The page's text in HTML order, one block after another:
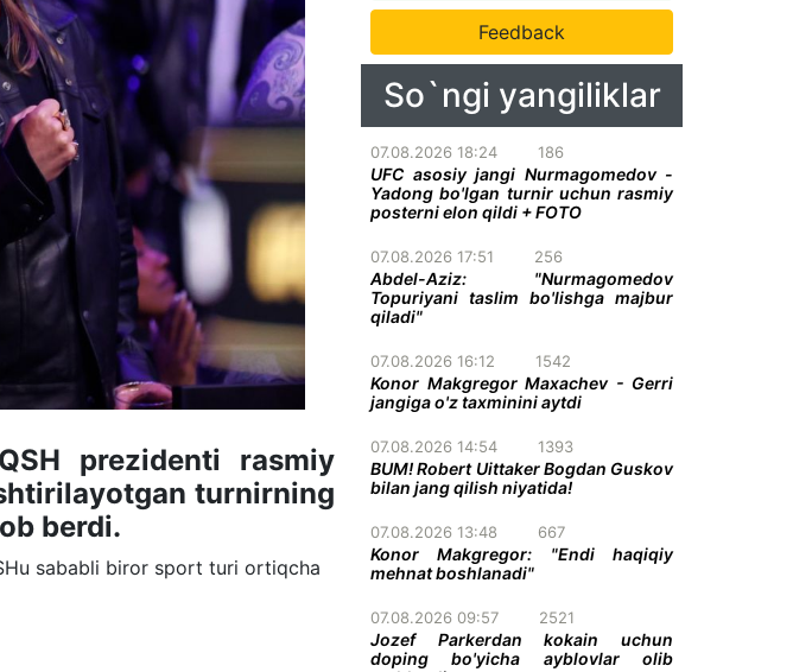
prezidenti rasmiy
turnirning
berdi.
sababli biror sport turi ortiqcha
Feedback
So`ngi yangiliklar
07.08.2026 18:24 186
UFC asosiy jangi Nurmagomedov -
Yadong bo'lgan turnir uchun rasmiy
posterni elon qildi + FOTO
07.08.2026 17:51 256
Abdel-Aziz: "Nurmagomedov
Topuriyani taslim bo'lishga majbur
qiladi"
07.08.2026 16:12 1542
Konor Makgregor Maxachev - Gerri
jangiga o'z taxminini aytdi
07.08.2026 14:54 1393
BUM! Robert Uittaker Bogdan Guskov
bilan jang qilish niyatida!
07.08.2026 13:48 667
Konor Makgregor: "Endi haqiqiy
mehnat boshlanadi"
07.08.2026 09:57 2521
Jozef Parkerdan kokain uchun
doping bo'yicha ayblovlar olib